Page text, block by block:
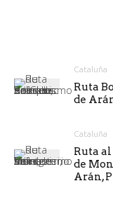
Cataluña
Ruta
de
Cataluña
Ruta
de
Arán,